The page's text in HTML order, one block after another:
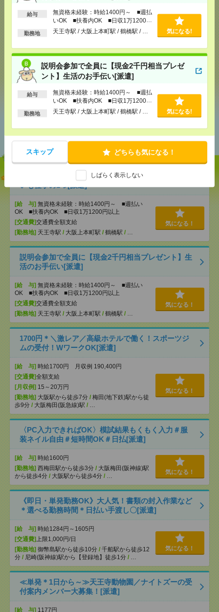
給与
無資格未経験：時給1400円～ ■週払
いOK ■扶養内OK ■日収1万1200円
以上
勤務地 天王寺駅 / 大阪上本町駅 / 鶴橋駅 / … 気になる!
説明会参加で全員に【現金2千円相当プレゼ
ント】生活のお手伝い[派遣]
給与
無資格未経験：時給1400円～ ■週払
いOK ■扶養内OK ■日収1万1200円
以上
勤務地 天王寺駅 / 大阪上本町駅 / 鶴橋駅 / … 気になる!
スキップ どちらも気になる！
しばらく表示しない
気になる！
メールで送る LINEで送る
【オープニング募集】おばあちゃんのお散歩付き添
いも仕事の1つ[派遣]
[給 与] 無資格未経験：時給1400円～ ■週払い
OK ■扶養内OK ■日収1万1200円以上
[交通費]交通費全額支給
[勤務地] 天王寺駅 / 大阪上本町駅 / 鶴橋駅 / …
気になる！
説明会参加で全員に【現金2千円相当プレゼント】生
活のお手伝い[派遣]
[給 与] 無資格未経験：時給1400円～ ■週払い
OK ■扶養内OK ■日収1万1200円以上
[交通費]交通費全額支給
[勤務地] 天王寺駅 / 大阪上本町駅 / 鶴橋駅 / …
気になる！
1700円＊＼激レア／高級ホテルで働く！スポーツジ
ムの受付！WワークOK[派遣]
[給 与] 時給1700円 月収例 190,400円
[交通費]全額支給
[月収例] 15～20万円
[勤務地] 大阪駅から徒歩7分 / 梅田(地下鉄)駅から徒
歩9分 / 大阪梅田(阪急線)駅 / …
気になる！
〈PC入力できればOK〉模試結果もくもく入力＃服
装ネイル自由＃短時間OK＃日払[派遣]
[給 与] 時給1600円
[勤務地] 西梅田駅から徒歩3分 / 大阪梅田(阪神線)駅
から徒歩4分 / 大阪駅から徒歩4分 / …
気になる！
《即日・単発勤務OK》大人気！書類の封入作業など
＊選べる勤務時間＊日払い手渡し〇[派遣]
[給 与] 時給1284円～1605円
[交通費] 上限1,000円/日
[勤務地] 御幣島駅から徒歩10分 / 千船駅から徒歩12
分 / 尼崎(阪神線)駅から【登録地】徒歩1分 / …
気になる！
≪単発＊1日から～≫天王寺動物園／ナイトズーの受
付案内メンバー大募集！[派遣]
[給 与] 1177円